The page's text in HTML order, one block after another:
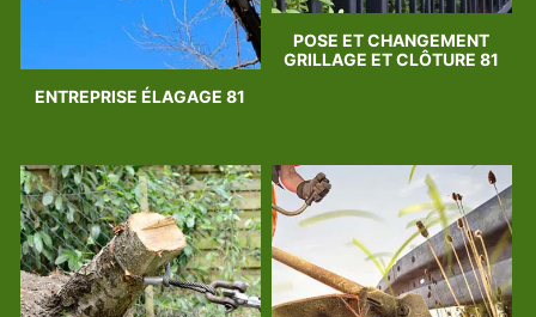
ENTREPRISE ÉLAGAGE 81
POSE ET CHANGEMENT
GRILLAGE ET CLÔTURE 81